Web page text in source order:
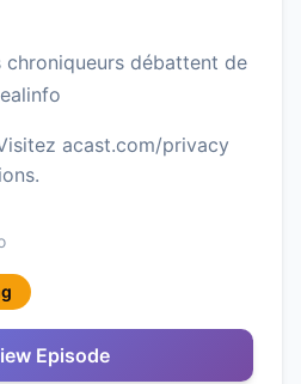
chroniqueurs débattent de
acast.com/privacy
Episode